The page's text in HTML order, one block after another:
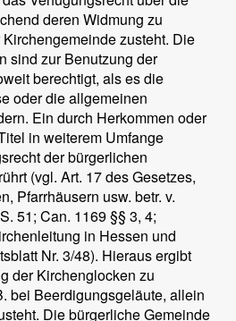
deren Widmung zu
zusteht. Die
sind zur Benutzung der
berechtigt, als es die
oder die allgemeinen
Ein durch Herkommen oder
in weiterem Umfange
der bürgerlichen
(vgl. Art. 17 des Gesetzes,
Pfarrhäusern usw. betr. v.
51; Can. 1169 §§ 3, 4;
in Hessen und
Nr. 3/48). Hieraus ergibt
der Kirchenglocken zu
bei Beerdigungsgeläute, allein
Die bürgerliche Gemeinde